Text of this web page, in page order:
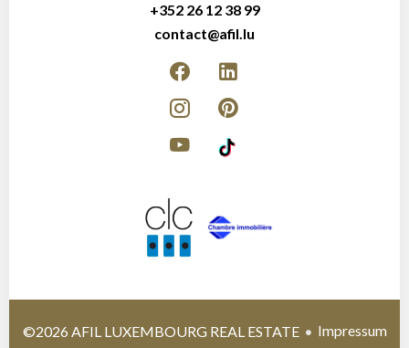
+352 26 12 38 99
contact@afil.lu
©2026 AFIL LUXEMBOURG REAL ESTATE
Impressum